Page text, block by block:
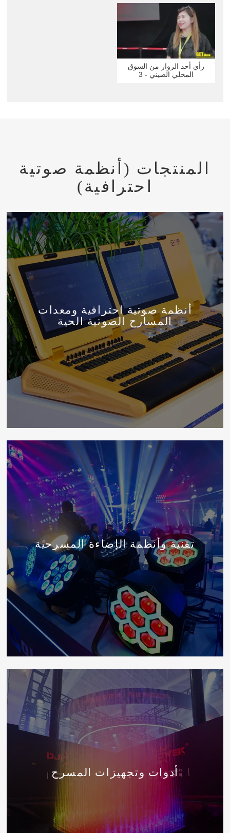
رأي أحد الزوار من السوق
المحلي الصيني - 3
المنتجات (أنظمة صوتية
احترافية)
أنظمة صوتية احترافية ومعدات
المسارح الصوتية الحية
تقنية وأنظمة الإضاءة المسرحية
أدوات وتجهيزات المسرح